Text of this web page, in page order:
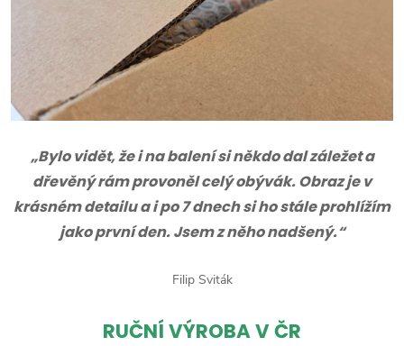
„Bylo vidět, že i na balení si někdo dal záležet a
dřevěný rám provoněl celý obývák. Obraz je v
krásném detailu a i po 7 dnech si ho stále prohlížím
jako první den. Jsem z něho nadšený.“
Filip Sviták
RUČNÍ VÝROBA V ČR